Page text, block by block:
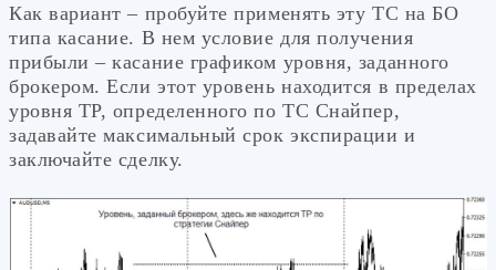
Как вариант – пробуйте применять эту ТС на БО
типа касание. В нем условие для получения
прибыли – касание графиком уровня, заданного
брокером. Если этот уровень находится в пределах
уровня ТР, определенного по ТС Снайпер,
задавайте максимальный срок экспирации и
заключайте сделку.